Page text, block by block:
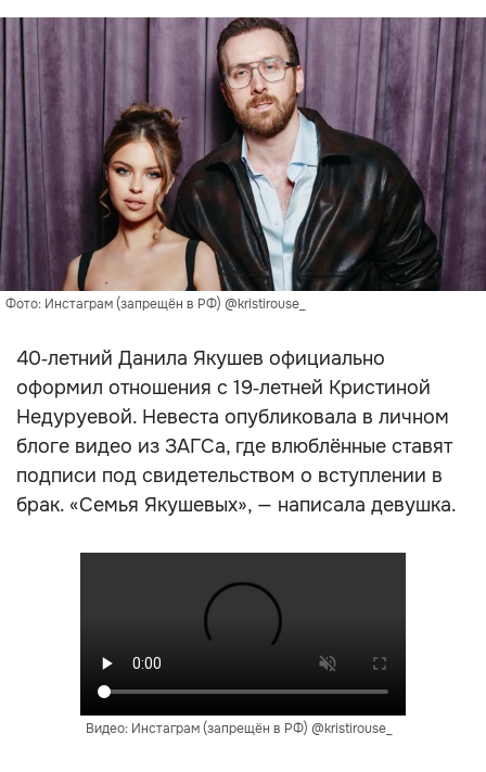
Фото: Инстаграм (запрещён в РФ) @kristirouse_
40‑летний Данила Якушев официально
оформил отношения с 19‑летней Кристиной
Недуруевой. Невеста опубликовала в личном
блоге видео из ЗАГСа, где влюблённые ставят
подписи под свидетельством о вступлении в
брак. «Семья Якушевых», — написала девушка.
Видео: Инстаграм (запрещён в РФ) @kristirouse_